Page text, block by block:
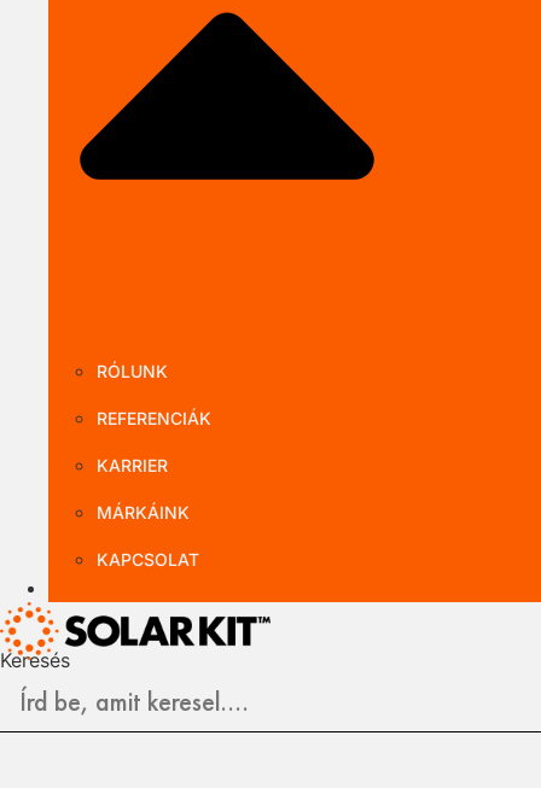
RÓLUNK
REFERENCIÁK
KARRIER
MÁRKÁINK
KAPCSOLAT
Keresés